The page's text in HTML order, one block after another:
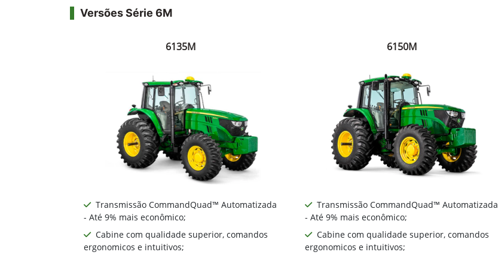
Versões Série 6M
6135M
Transmissão CommandQuad™ Automatizada
- Até 9% mais econômico;
Cabine com qualidade superior, comandos
ergonomicos e intuitivos;
6150M
Transmissão CommandQuad™ Automatizada
- Até 9% mais econômico;
Cabine com qualidade superior, comandos
ergonomicos e intuitivos;